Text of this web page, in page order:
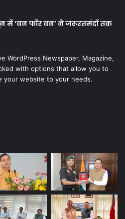
में ‘वन फॉर वन’ ने जरूरतमंदों तक
WordPress Newspaper, Magazine,
with options that allow you to
your website to your needs.